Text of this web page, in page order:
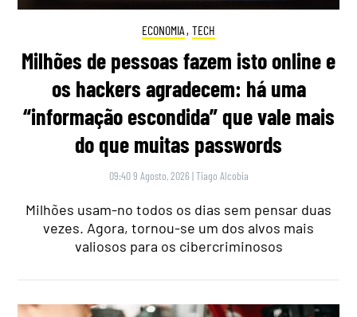
ECONOMIA , TECH
Milhões de pessoas fazem isto online e
os hackers agradecem: há uma
“informação escondida” que vale mais
do que muitas passwords
09:40 9 Agosto, 2026 |Tiago Alcobia
Milhões usam-no todos os dias sem pensar duas
vezes. Agora, tornou-se um dos alvos mais
valiosos para os cibercriminosos